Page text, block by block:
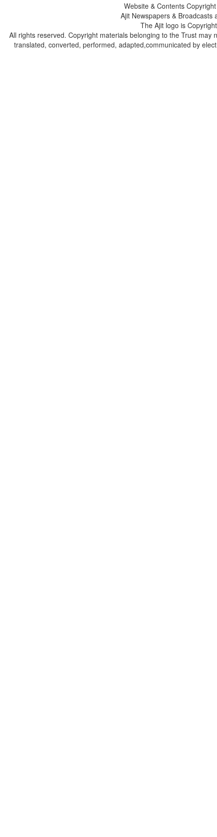
Website & Contents
Ajit Newspapers &
The Ajit logo is
All rights reserved. Copyright materials belonging to the Trust
translated, converted, performed, adapted,communicated by